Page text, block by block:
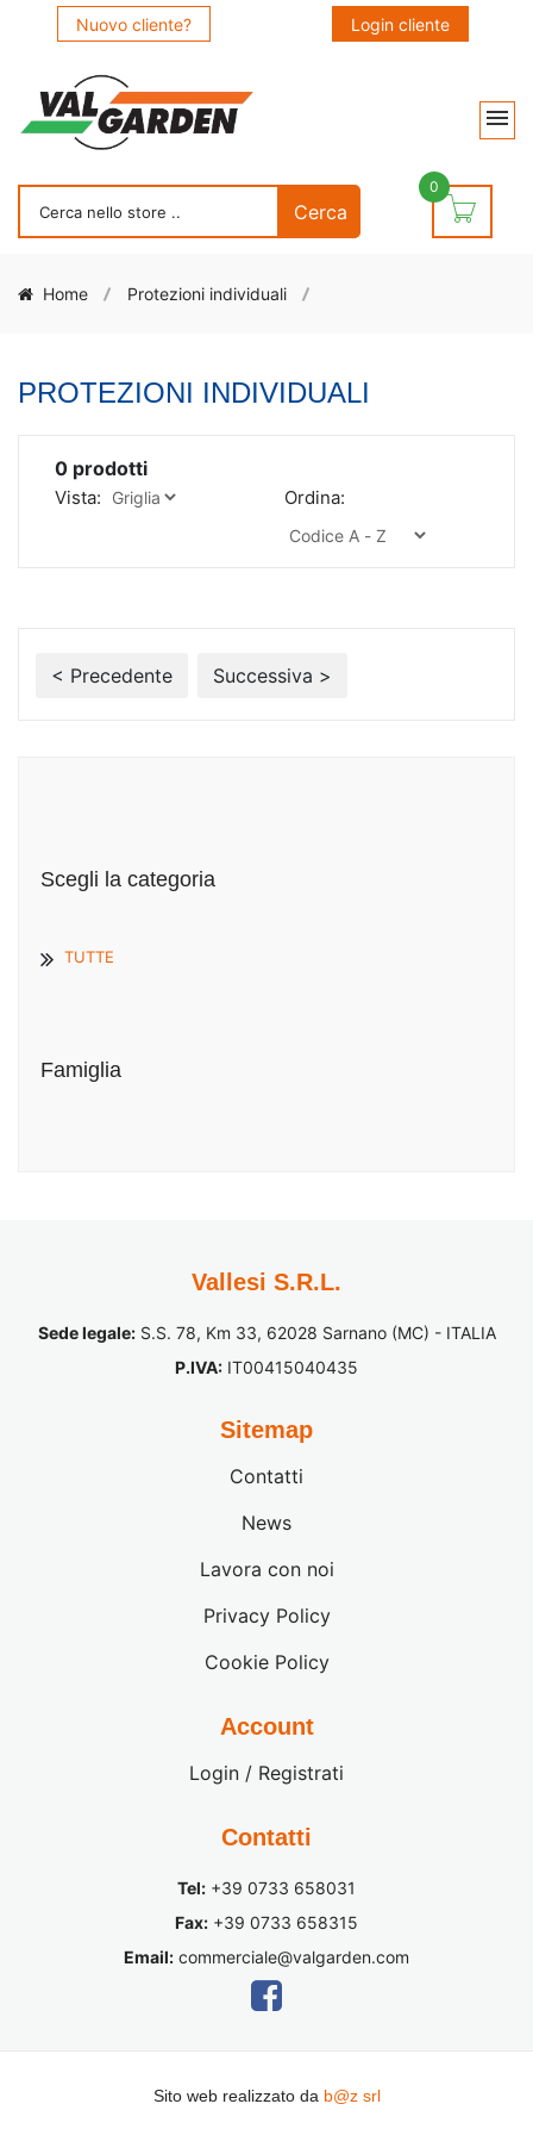
Nuovo cliente? Login cliente
0
Home Protezioni individuali
PROTEZIONI INDIVIDUALI
0 prodotti
Vista: Ordina:
< Precedente Successiva >
Scegli la categoria
TUTTE
Famiglia
Vallesi S.R.L.
Sede legale:S.S. 78, Km 33, 62028 Sarnano (MC) - ITALIA
P.IVA: IT00415040435
Sitemap
Contatti
News
Lavora con noi
Privacy Policy
Cookie Policy
Account
Login / Registrati
Contatti
Tel: +39 0733 658031
Fax: +39 0733 658315
Email: commerciale@valgarden.com
Sito web realizzato da b@z srl